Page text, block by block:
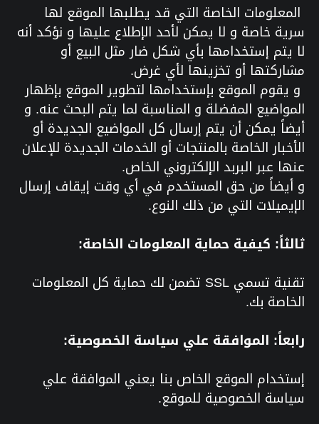
المعلومات الخاصة التي قد يطلبها الموقع لها
سرية خاصة و لا يمكن لأحد الإطلاع عليها و نؤكد أنه
لا يتم إستخدامها بأي شكل ضار مثل البيع أو
مشاركتها أو تخزينها لأي غرض.
و يقوم الموقع بإستخدامها لتطوير الموقع بإظهار
المواضيع المفضلة و المناسبة لما يتم البحث عنه. و
أيضاً يمكن أن يتم إرسال كل المواضيع الجديدة أو
الأخبار الخاصة بالمنتجات أو الخدمات الجديدة للإعلان
عنها عبر البربد الإلكتروني الخاص.
و أيضاً من حق المستخدم في أي وقت إيقاف إرسال
الإيميلات التي من ذلك النوع.
ثالثاً: كيفية حماية المعلومات الخاصة:
تقنية تسمي SSL تضمن لك حماية كل المعلومات
الخاصة بك.
رابعاً: الموافقة علي سياسة الخصوصية:
إستخدام الموقع الخاص بنا يعني الموافقة علي
سياسة الخصوصية للموقع.